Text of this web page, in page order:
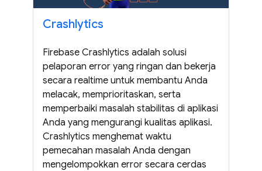
Crashlytics
Firebase Crashlytics adalah solusi
pelaporan error yang ringan dan bekerja
secara realtime untuk membantu Anda
melacak, memprioritaskan, serta
memperbaiki masalah stabilitas di aplikasi
Anda yang mengurangi kualitas aplikasi.
Crashlytics menghemat waktu
pemecahan masalah Anda dengan
mengelompokkan error secara cerdas